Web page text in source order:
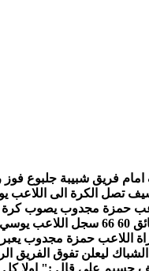
النتيجة 2-2
بان الكرنفال الكبير في الدقيقة
ليعلن تفوق الفريق
علي قال :" اولا كل